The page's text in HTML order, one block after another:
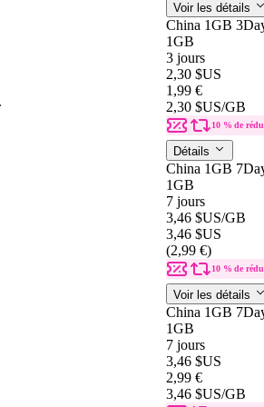
Voir les détails
China 1GB
1GB
3 jours
2,30 $US
1,99 €
2,30 $US/GB
10 % de
Détails
China 1GB
1GB
7 jours
3,46 $US/GB
3,46 $US
(2,99 €)
10 % de
Voir les détails
China 1GB
1GB
7 jours
3,46 $US
2,99 €
3,46 $US/GB